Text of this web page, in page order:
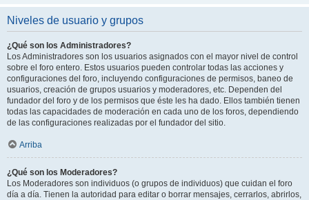
Niveles de usuario y grupos
¿Qué son los Administradores?
Los Administradores son los usuarios asignados con el mayor nivel de control
sobre el foro entero. Estos usuarios pueden controlar todas las acciones y
configuraciones del foro, incluyendo configuraciones de permisos, baneo de
usuarios, creación de grupos usuarios y moderadores, etc. Dependen del
fundador del foro y de los permisos que éste les ha dado. Ellos también tienen
todas las capacidades de moderación en cada uno de los foros, dependiendo
de las configuraciones realizadas por el fundador del sitio.
Arriba
¿Qué son los Moderadores?
Los Moderadores son individuos (o grupos de individuos) que cuidan el foro
día a día. Tienen la autoridad para editar o borrar mensajes, cerrarlos, abrirlos,